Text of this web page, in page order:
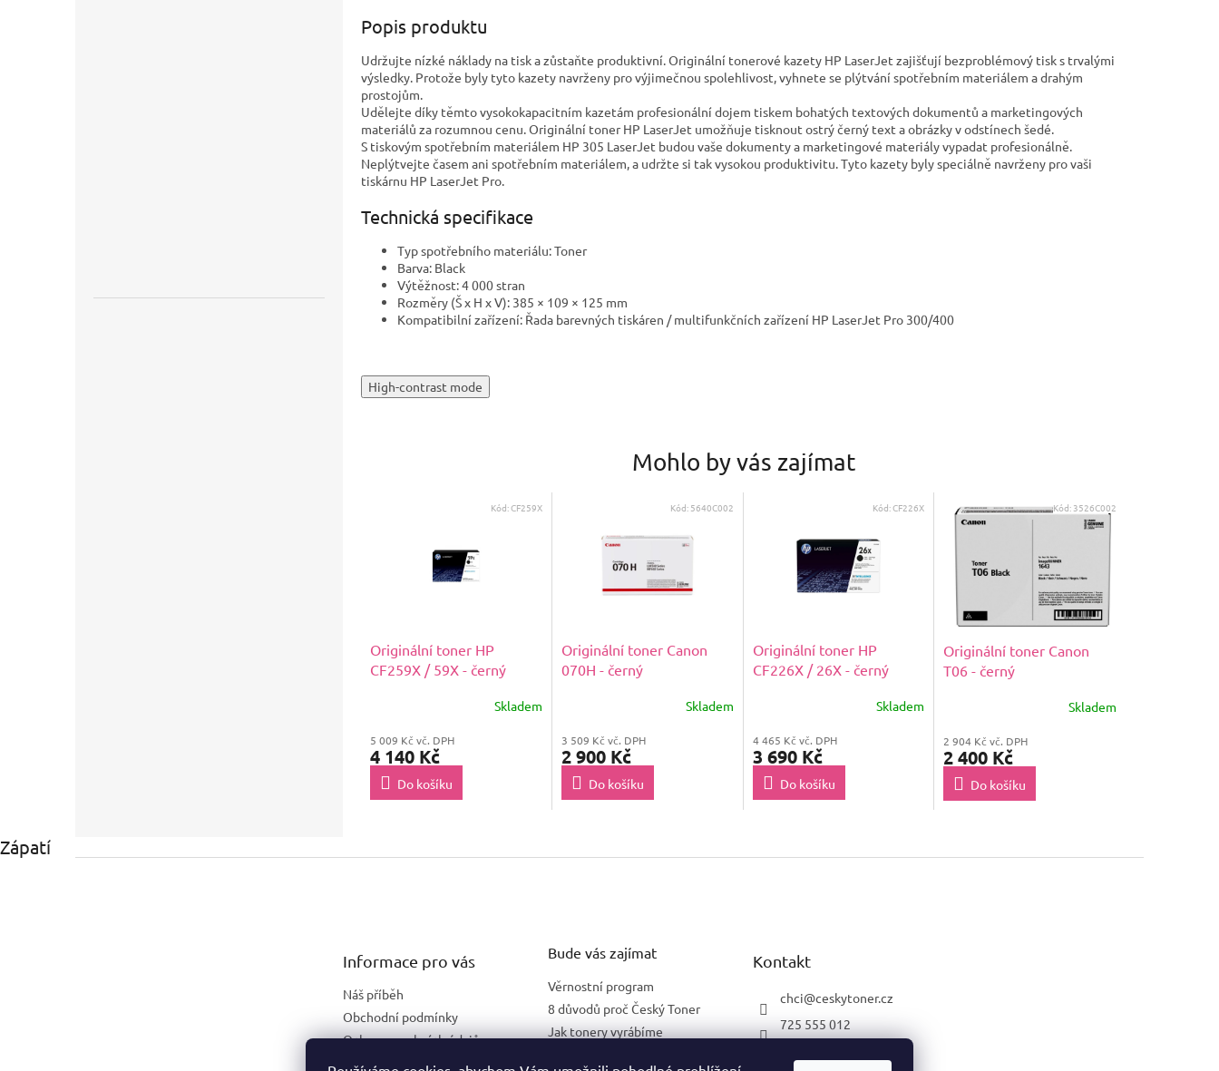
Popis produktu
Udržujte nízké náklady na tisk a zůstaňte produktivní. Originální tonerové kazety HP LaserJet zajišťují bezproblémový tisk s trvalými
výsledky. Protože byly tyto kazety navrženy pro výjimečnou spolehlivost, vyhnete se plýtvání spotřebním materiálem a drahým
prostojům.
Udělejte díky těmto vysokokapacitním kazetám profesionální dojem tiskem bohatých textových dokumentů a marketingových
materiálů za rozumnou cenu. Originální toner HP LaserJet umožňuje tisknout ostrý černý text a obrázky v odstínech šedé.
S tiskovým spotřebním materiálem HP 305 LaserJet budou vaše dokumenty a marketingové materiály vypadat profesionálně.
Neplýtvejte časem ani spotřebním materiálem, a udržte si tak vysokou produktivitu. Tyto kazety byly speciálně navrženy pro vaši
tiskárnu HP LaserJet Pro.
Technická specifikace
Typ spotřebního materiálu: Toner
Barva: Black
Výtěžnost: 4 000 stran
Rozměry (Š x H x V): 385 × 109 × 125 mm
Kompatibilní zařízení: Řada barevných tiskáren / multifunkčních zařízení HP LaserJet Pro 300/400
High-contrast mode
Mohlo by vás zajímat
Originální toner HP
CF259X / 59X - černý
Skladem
5 009 Kč vč. DPH
4 140 Kč
Do košíku
Kód:CF259X
Originální toner Canon
070H - černý
Skladem
3 509 Kč vč. DPH
2 900 Kč
Do košíku
Kód: 5640C002
Originální toner HP
CF226X / 26X - černý
Skladem
4 465 Kč vč. DPH
3 690 Kč
Do košíku
Kód:CF226X
Originální toner Canon
T06 - černý
Skladem
2 904 Kč vč. DPH
2 400 Kč
Do košíku
Kód: 3526C002
Zápatí
Informace pro vás
Náš příběh
Obchodní podmínky
Ochrana osobních údajů
Náhradní plnění pro firmy
Bude vás zajímat
Věrnostní program
8 důvodů proč Český Toner
Jak tonery vyrábíme
Kontakt
chci@ceskytoner.cz
725 555 012